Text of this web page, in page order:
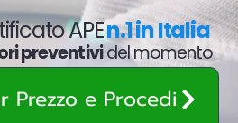
Prezzo e Procedi
APEn.1 in Italia
preventividel momento